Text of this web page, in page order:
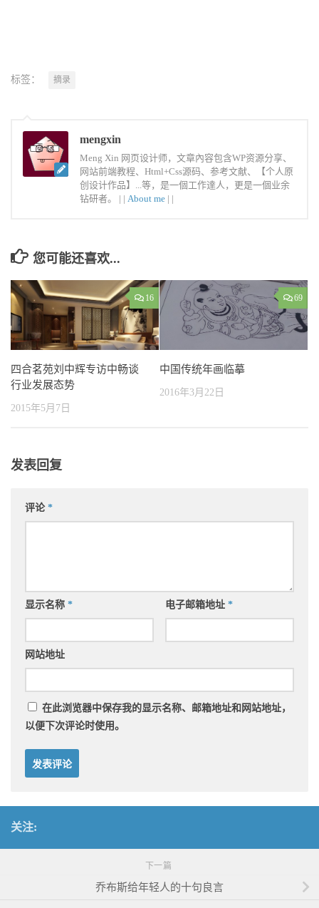
标签： 摘录
mengxin
Meng Xin 网页设计师，文章內容包含WP资源分享、
网站前端教程、Html+Css源码、参考文献、【个人原
创设计作品】...等，是一個工作達人，更是一個业余
钻研者。 | | About me | |
您可能还喜欢...
16
四合茗苑刘中辉专访中畅谈
行业发展态势
2015年5月7日
69
中国传统年画临摹
2016年3月22日
发表回复
评论 *
显示名称 * 电子邮箱地址 *
网站地址
在此浏览器中保存我的显示名称、邮箱地址和网站地址，
以便下次评论时使用。
关注:
下一篇
乔布斯给年轻人的十句良言